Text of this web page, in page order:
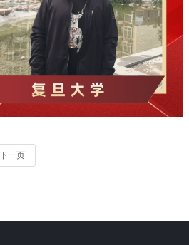
下一页